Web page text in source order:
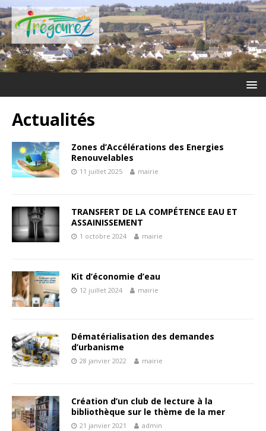
Actualités
Zones d’Accélérations des Energies
Renouvelables
11 juillet 2025 mairie
TRANSFERT DE LA COMPÉTENCE EAU ET
ASSAINISSEMENT
1 octobre 2024 mairie
Kit d’économie d’eau
12 juillet 2024 mairie
Dématérialisation des demandes
d’urbanisme
28 janvier 2022 mairie
Création d’un club de lecture à la
bibliothèque sur le thème de la mer
21 janvier 2021 admin